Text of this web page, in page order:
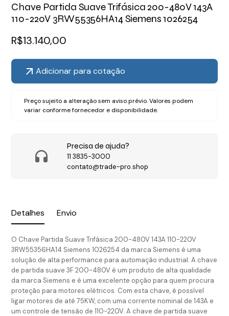
Detalhes Envio
O Chave Partida Suave Trifásica 200-480V 143A 110-220V
3RW55356HA14 Siemens 1026254 da marca Siemens é uma
solução de alta performance para automação industrial. A chave
de partida suave 3F 200-480V é um produto de alta qualidade
da marca Siemens e é uma excelente opção para quem procura
proteção para motores elétricos. Com esta chave, é possível
ligar motores de até 75KW, com uma corrente nominal de 143A e
um controle de tensão de 110-220V. A chave de partida suave
Chave Partida Suave Trifásica 200-480V 143A
110-220V 3RW55356HA14 Siemens 1026254
R$13.140,00
Adicionar para cotação
Preço sujeito a alteração sem aviso prévio. Valores podem
variar conforme fornecedor e disponibilidade.
Precisa de ajuda?
11 3835-3000
contato@trade-pro.shop